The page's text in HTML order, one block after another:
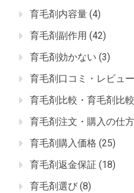
育毛剤内容量 (4)
育毛剤副作用 (42)
育毛剤効かない (3)
育毛剤口コミ・レビュー
育毛剤比較・育毛剤比
育毛剤注文・購入の仕方
育毛剤購入価格 (25)
育毛剤返金保証 (18)
育毛剤選び (8)